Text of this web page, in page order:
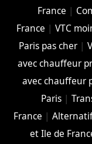
France |
France |VTC
Paris pas cher |
avec chauffeur
avec chauffeur
Paris|
France |
et Ile de